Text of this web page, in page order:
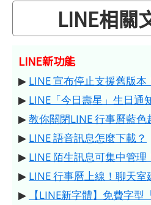
LINE相關
LINE新功能
▶ LINE 宣布停止支援舊版本
▶ LINE「今日壽星」生日通
▶教你關閉LINE 行事曆藍色
▶ LINE 語音訊息怎麼下載？
▶ LINE 陌生訊息可集中管理
▶ LINE 行事曆上線！聊天
▶
【LINE新字體】免費字